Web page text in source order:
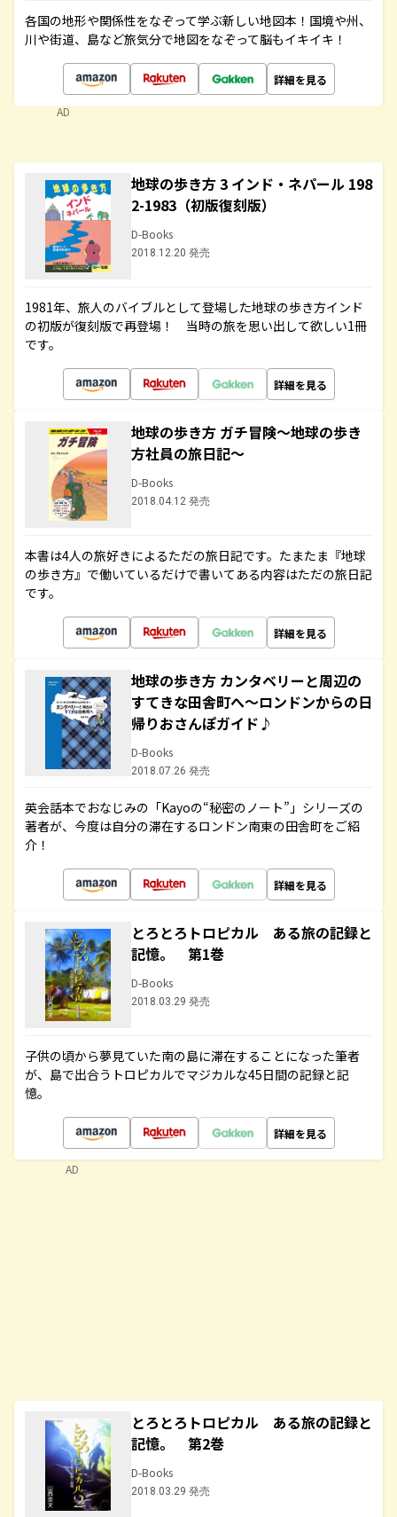
各国の地形や関係性をなぞって学ぶ新しい地図本！国境や州、
川や街道、島など旅気分で地図をなぞって脳もイキイキ！
詳細を見る
AD
地球の歩き方 3 インド・ネパール 198
2-1983（初版復刻版）
D-Books
2018.12.20 発売
1981年、旅人のバイブルとして登場した地球の歩き方インド
の初版が復刻版で再登場！ 当時の旅を思い出して欲しい1冊
です。
詳細を見る
地球の歩き方 ガチ冒険～地球の歩き
方社員の旅日記～
D-Books
2018.04.12 発売
本書は4人の旅好きによるただの旅日記です。たまたま『地球
の歩き方』で働いているだけで書いてある内容はただの旅日記
です。
詳細を見る
地球の歩き方 カンタベリーと周辺の
すてきな田舎町へ～ロンドンからの日
帰りおさんぽガイド♪
D-Books
2018.07.26 発売
英会話本でおなじみの「Kayoの“秘密のノート”」シリーズの
著者が、今度は自分の滞在するロンドン南東の田舎町をご紹
介！
詳細を見る
とろとろトロピカル ある旅の記録と
記憶。 第1巻
D-Books
2018.03.29 発売
子供の頃から夢見ていた南の島に滞在することになった筆者
が、島で出合うトロピカルでマジカルな45日間の記録と記
憶。
詳細を見る
とろとろトロピカル ある旅の記録と
記憶。 第2巻
D-Books
2018.03.29 発売
AD